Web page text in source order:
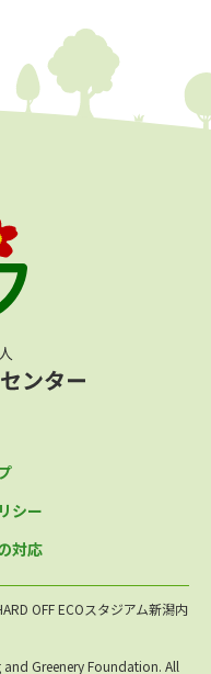
シー
対応
OFF ECOスタジアム新潟内
Greenery Foundation. All